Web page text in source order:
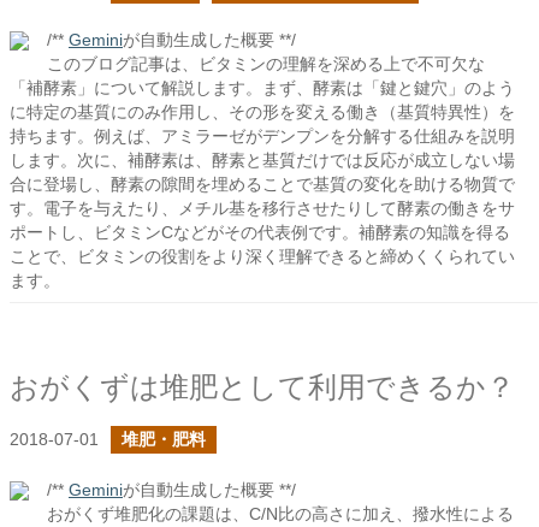
/** Geminiが自動生成した概要 **/
このブログ記事は、ビタミンの理解を深める上で不可欠な
「補酵素」について解説します。まず、酵素は「鍵と鍵穴」のよう
に特定の基質にのみ作用し、その形を変える働き（基質特異性）を
持ちます。例えば、アミラーゼがデンプンを分解する仕組みを説明
します。次に、補酵素は、酵素と基質だけでは反応が成立しない場
合に登場し、酵素の隙間を埋めることで基質の変化を助ける物質で
す。電子を与えたり、メチル基を移行させたりして酵素の働きをサ
ポートし、ビタミンCなどがその代表例です。補酵素の知識を得る
ことで、ビタミンの役割をより深く理解できると締めくくられてい
ます。
おがくずは堆肥として利用できるか？
2018-07-01 堆肥・肥料
/** Geminiが自動生成した概要 **/
おがくず堆肥化の課題は、C/N比の高さに加え、撥水性による